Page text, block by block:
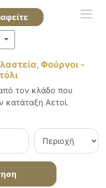
Φούρνοι -
τον κλάδο που
κατάταξη Αετοί.